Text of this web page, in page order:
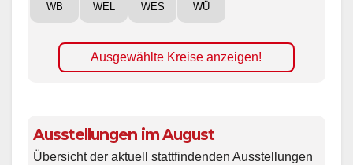
WB WEL WES WÜ
Ausgewählte Kreise anzeigen!
Ausstellungen im August
Übersicht der aktuell stattfindenden Ausstellungen